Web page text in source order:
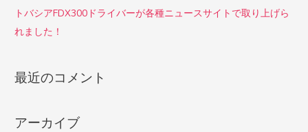
トバシアFDX300ドライバーが各種ニュースサイトで取り上げら
れました！
最近のコメント
アーカイブ